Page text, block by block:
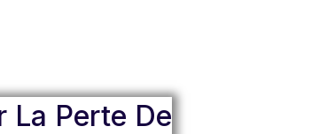
La Perte De